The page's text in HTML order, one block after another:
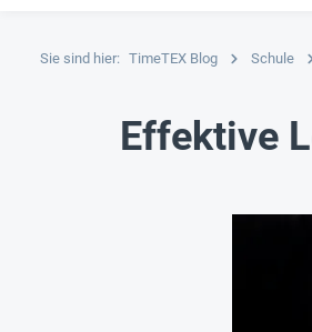
Sie sind hier: TimeTEX Blog Schule
Effektive